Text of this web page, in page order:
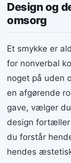
Design og
omsorg
Et smykke er
for nonverbal
noget på uden
en afgørende
gave, vælger
design
du forstår
hendes